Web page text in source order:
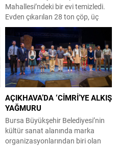
Zafer Mahallesi’nde kapsamlı bir
dönüşüm hamlesi yürütüyor.
BUSKİ ekipleri, Ürünlü...
Mahallesi’ndeki bir evi temizledi.
Evden çıkarılan 28 ton çöp, üç
kamyona yüklenerek Hamitler
Kent Çöplüğü’ne götürüldü.
Nilüfer Belediyesi ekipleri, Balkan
Mahallesi Turan Haznedaroğlu
Sokak’ta bulunan bir apartman
dairesinden gelen şikâyetleri
değerlendirerek, çöp eve
dönüştürülen adresi temizledi.
Apartman sakinlerinin koku ve
hijyen sorunları nedeniyle yaptığı
bildirimlerin ardından...
AÇIKHAVA’DA ‘CİMRİ’YE ALKIŞ
YAĞMURU
Bursa Büyükşehir Belediyesi’nin
kültür sanat alanında marka
organizasyonlarından biri olan